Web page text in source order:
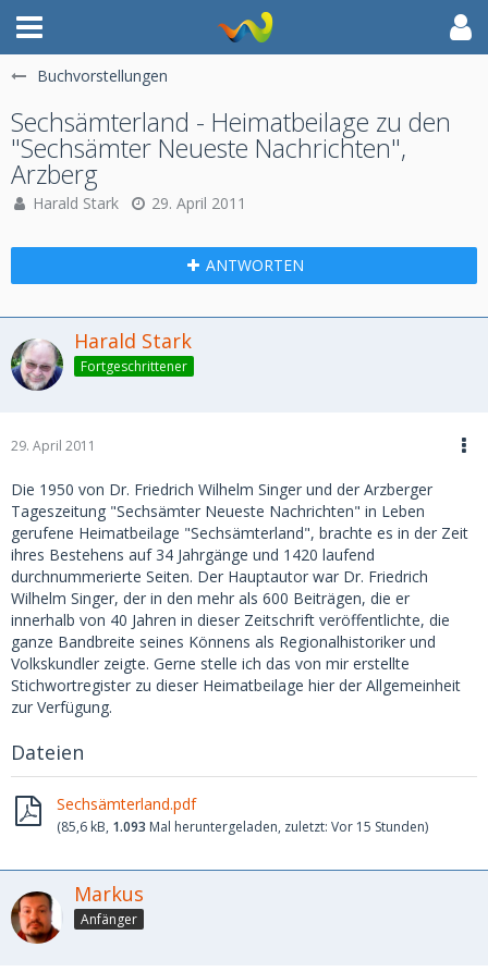
Buchvorstellungen
Sechsämterland - Heimatbeilage zu den
"Sechsämter Neueste Nachrichten",
Arzberg
Harald Stark 29. April 2011
ANTWORTEN
Harald Stark
Fortgeschrittener
29. April 2011
Die 1950 von Dr. Friedrich Wilhelm Singer und der Arzberger
Tageszeitung "Sechsämter Neueste Nachrichten" in Leben
gerufene Heimatbeilage "Sechsämterland", brachte es in der Zeit
ihres Bestehens auf 34 Jahrgänge und 1420 laufend
durchnummerierte Seiten. Der Hauptautor war Dr. Friedrich
Wilhelm Singer, der in den mehr als 600 Beiträgen, die er
innerhalb von 40 Jahren in dieser Zeitschrift veröffentlichte, die
ganze Bandbreite seines Könnens als Regionalhistoriker und
Volkskundler zeigte. Gerne stelle ich das von mir erstellte
Stichwortregister zu dieser Heimatbeilage hier der Allgemeinheit
zur Verfügung.
Dateien
Sechsämterland.pdf
(85,6 kB, 1.093 Mal heruntergeladen, zuletzt: Vor 15 Stunden)
Markus
Anfänger